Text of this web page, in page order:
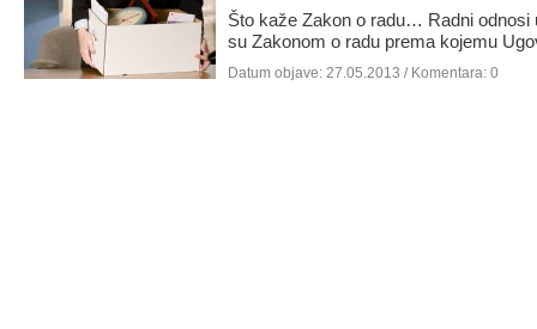
Što kaže Zakon o radu… Radni odnosi
su Zakonom o radu prema kojemu
Datum objave: 27.05.2013 / Komentara: 0